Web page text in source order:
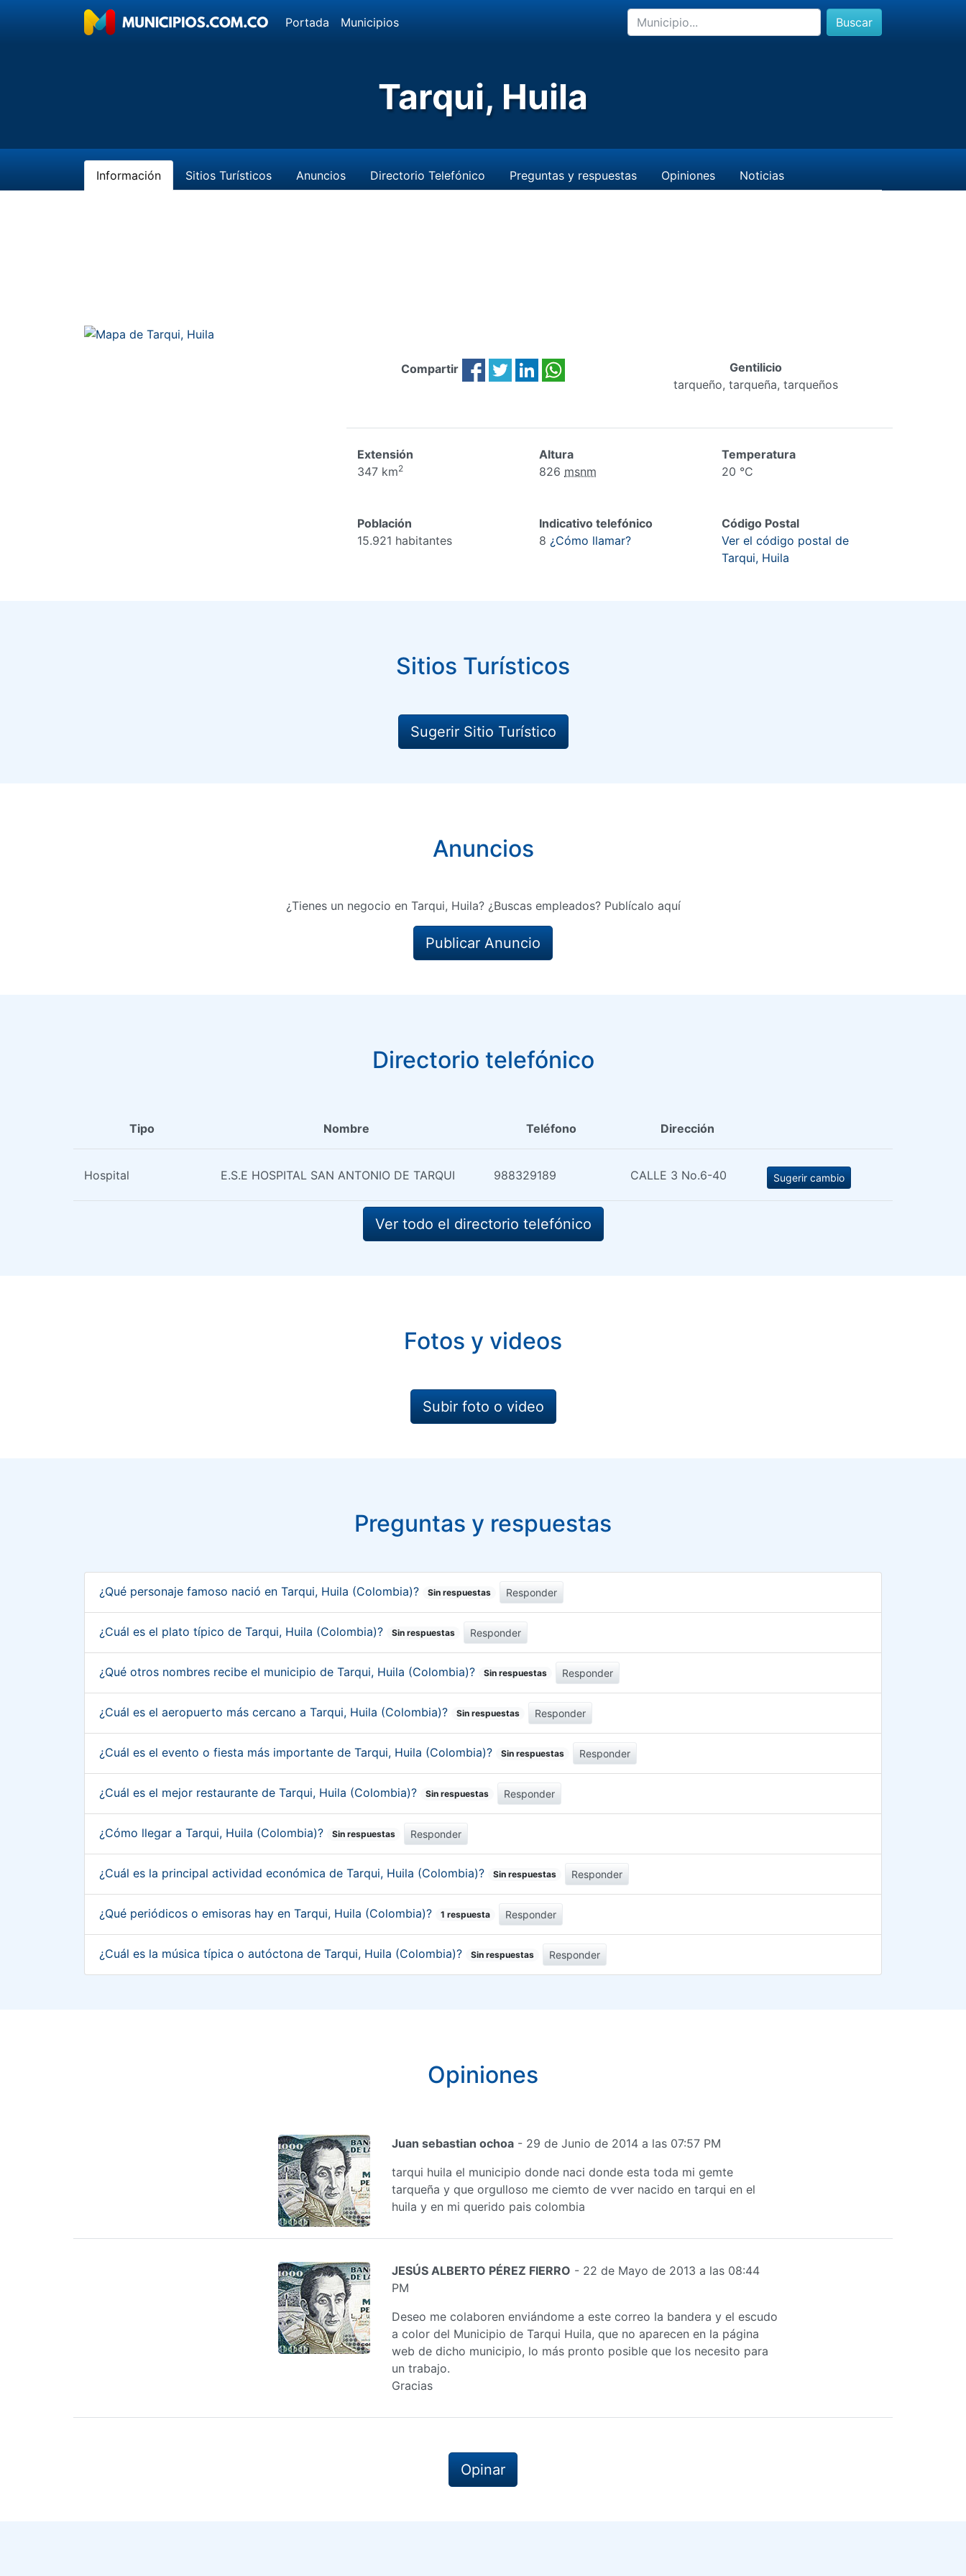
Portada Municipios Buscar
Tarqui, Huila
Información Sitios Turísticos Anuncios Directorio Telefónico Preguntas y respuestas Opiniones Noticias
Compartir
Gentilicio
tarqueño, tarqueña, tarqueños
Extensión
347 km2
Altura
826 msnm
Temperatura
20 °C
Población
15.921 habitantes
Indicativo telefónico
8 ¿Cómo llamar?
Código Postal
Ver el código postal de
Tarqui, Huila
Sitios Turísticos
Sugerir Sitio Turístico
Anuncios
¿Tienes un negocio en Tarqui, Huila? ¿Buscas empleados? Publícalo aquí
Publicar Anuncio
Directorio telefónico
Tipo Nombre Teléfono Dirección
Hospital E.S.E HOSPITAL SAN ANTONIO DE TARQUI 988329189 CALLE 3 No.6-40 Sugerir cambio
Ver todo el directorio telefónico
Fotos y videos
Subir foto o video
Preguntas y respuestas
¿Qué personaje famoso nació en Tarqui, Huila (Colombia)? Sin respuestas Responder
¿Cuál es el plato típico de Tarqui, Huila (Colombia)? Sin respuestas Responder
¿Qué otros nombres recibe el municipio de Tarqui, Huila (Colombia)? Sin respuestas Responder
¿Cuál es el aeropuerto más cercano a Tarqui, Huila (Colombia)? Sin respuestas Responder
¿Cuál es el evento o fiesta más importante de Tarqui, Huila (Colombia)? Sin respuestas Responder
¿Cuál es el mejor restaurante de Tarqui, Huila (Colombia)? Sin respuestas Responder
¿Cómo llegar a Tarqui, Huila (Colombia)? Sin respuestas Responder
¿Cuál es la principal actividad económica de Tarqui, Huila (Colombia)? Sin respuestas Responder
¿Qué periódicos o emisoras hay en Tarqui, Huila (Colombia)? 1 respuesta Responder
¿Cuál es la música típica o autóctona de Tarqui, Huila (Colombia)? Sin respuestas Responder
Opiniones
Juan sebastian ochoa- 29 de Junio de 2014 a las 07:57 PM
tarqui huila el municipio donde naci donde esta toda mi gemte
tarqueña y que orgulloso me ciemto de vver nacido en tarqui en el
huila y en mi querido pais colombia
JESÚS ALBERTO PÉREZ FIERRO - 22 de Mayo de 2013 a las 08:44
PM
Deseo me colaboren enviándome a este correo la bandera y el escudo
a color del Municipio de Tarqui Huila, que no aparecen en la página
web de dicho municipio, lo más pronto posible que los necesito para
un trabajo.
Gracias
Opinar